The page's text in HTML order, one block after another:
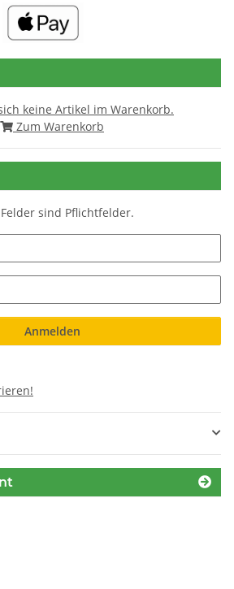
keine Artikel im Warenkorb.
Zum Warenkorb
sind Pflichtfelder.
Anmelden